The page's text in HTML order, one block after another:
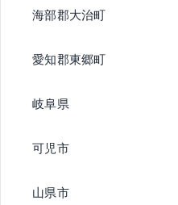
海部郡大治町
愛知郡東郷町
岐阜県
可児市
山県市